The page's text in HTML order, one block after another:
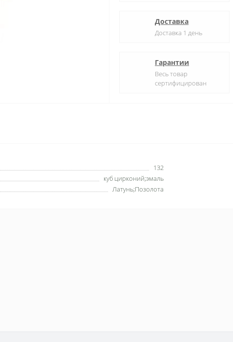
Доставка
Доставка 1 день
Гарантии
Весь товар
сертифицирован
132
куб цирконий;эмаль
Латунь;Позолота